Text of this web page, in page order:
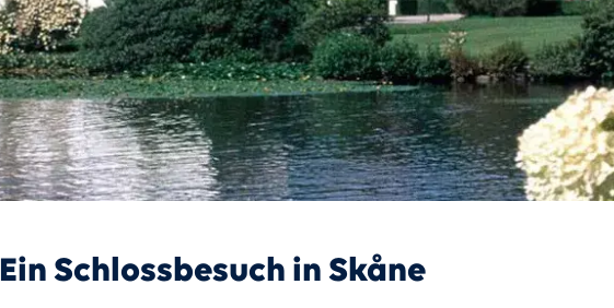
Ein Schlossbesuch in Skåne